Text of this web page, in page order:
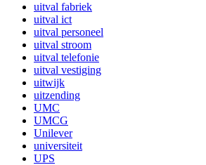
uitval fabriek
uitval ict
uitval personeel
uitval stroom
uitval telefonie
uitval vestiging
uitwijk
uitzending
UMC
UMCG
Unilever
universiteit
UPS